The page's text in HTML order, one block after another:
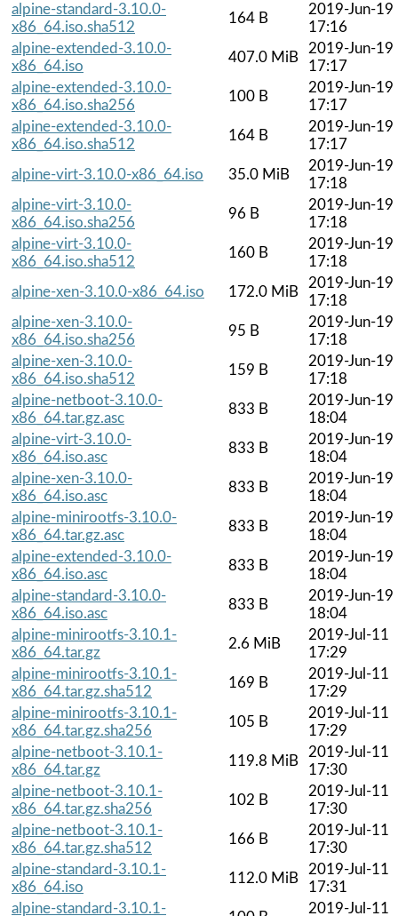
alpine-standard-3.10.0-
x86_64.iso.sha512
164 B
2019-Jun-19
17:16
alpine-extended-3.10.0-
x86_64.iso
407.0 MiB
2019-Jun-19
17:17
alpine-extended-3.10.0-
x86_64.iso.sha256
100 B
2019-Jun-19
17:17
alpine-extended-3.10.0-
x86_64.iso.sha512
164 B
2019-Jun-19
17:17
alpine-virt-3.10.0-x86_64.iso
35.0 MiB
2019-Jun-19
17:18
alpine-virt-3.10.0-
x86_64.iso.sha256
96 B
2019-Jun-19
17:18
alpine-virt-3.10.0-
x86_64.iso.sha512
160 B
2019-Jun-19
17:18
alpine-xen-3.10.0-x86_64.iso
172.0 MiB
2019-Jun-19
17:18
alpine-xen-3.10.0-
x86_64.iso.sha256
95 B
2019-Jun-19
17:18
alpine-xen-3.10.0-
x86_64.iso.sha512
159 B
2019-Jun-19
17:18
alpine-netboot-3.10.0-
x86_64.tar.gz.asc
833 B
2019-Jun-19
18:04
alpine-virt-3.10.0-
x86_64.iso.asc
833 B
2019-Jun-19
18:04
alpine-xen-3.10.0-
x86_64.iso.asc
833 B
2019-Jun-19
18:04
alpine-minirootfs-3.10.0-
x86_64.tar.gz.asc
833 B
2019-Jun-19
18:04
alpine-extended-3.10.0-
x86_64.iso.asc
833 B
2019-Jun-19
18:04
alpine-standard-3.10.0-
x86_64.iso.asc
833 B
2019-Jun-19
18:04
alpine-minirootfs-3.10.1-
x86_64.tar.gz
2.6 MiB
2019-Jul-11
17:29
alpine-minirootfs-3.10.1-
x86_64.tar.gz.sha512
169 B
2019-Jul-11
17:29
alpine-minirootfs-3.10.1-
x86_64.tar.gz.sha256
105 B
2019-Jul-11
17:29
alpine-netboot-3.10.1-
x86_64.tar.gz
119.8 MiB
2019-Jul-11
17:30
alpine-netboot-3.10.1-
x86_64.tar.gz.sha256
102 B
2019-Jul-11
17:30
alpine-netboot-3.10.1-
x86_64.tar.gz.sha512
166 B
2019-Jul-11
17:30
alpine-standard-3.10.1-
x86_64.iso
112.0 MiB
2019-Jul-11
17:31
alpine-standard-3.10.1-
2019-Jul-11